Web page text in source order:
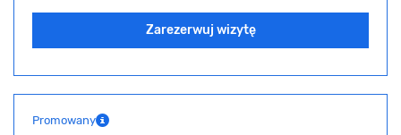
Zarezerwuj wizytę
Promowany